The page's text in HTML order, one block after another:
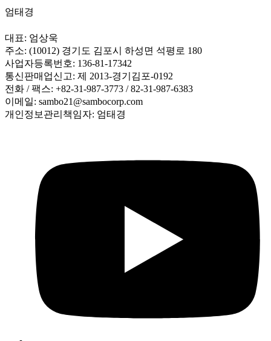
엄태경
대표: 엄상욱
주소: (10012) 경기도 김포시 하성면 석평로 180
사업자등록번호: 136-81-17342
통신판매업신고: 제 2013-경기김포-0192
전화 / 팩스: +82-31-987-3773 / 82-31-987-6383
이메일: sambo21@sambocorp.com
개인정보관리책임자: 엄태경